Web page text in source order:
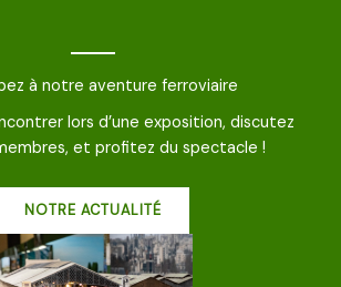
à notre aventure ferroviaire
lors d’une exposition, discutez
et profitez du spectacle !
NOTRE ACTUALITÉ